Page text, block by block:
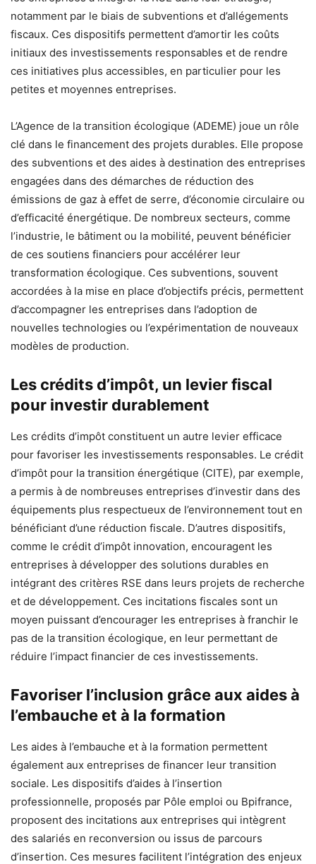
notamment par le biais de subventions et d’allégements
fiscaux. Ces dispositifs permettent d’amortir les coûts
initiaux des investissements responsables et de rendre
ces initiatives plus accessibles, en particulier pour les
petites et moyennes entreprises.
L’Agence de la transition écologique (ADEME) joue un rôle
clé dans le financement des projets durables. Elle propose
des subventions et des aides à destination des entreprises
engagées dans des démarches de réduction des
émissions de gaz à effet de serre, d’économie circulaire ou
d’efficacité énergétique. De nombreux secteurs, comme
l’industrie, le bâtiment ou la mobilité, peuvent bénéficier
de ces soutiens financiers pour accélérer leur
transformation écologique. Ces subventions, souvent
accordées à la mise en place d’objectifs précis, permettent
d’accompagner les entreprises dans l’adoption de
nouvelles technologies ou l’expérimentation de nouveaux
modèles de production.
Les crédits d’impôt, un levier fiscal
pour investir durablement
Les crédits d’impôt constituent un autre levier efficace
pour favoriser les investissements responsables. Le crédit
d’impôt pour la transition énergétique (CITE), par exemple,
a permis à de nombreuses entreprises d’investir dans des
équipements plus respectueux de l’environnement tout en
bénéficiant d’une réduction fiscale. D’autres dispositifs,
comme le crédit d’impôt innovation, encouragent les
entreprises à développer des solutions durables en
intégrant des critères RSE dans leurs projets de recherche
et de développement. Ces incitations fiscales sont un
moyen puissant d’encourager les entreprises à franchir le
pas de la transition écologique, en leur permettant de
réduire l’impact financier de ces investissements.
Favoriser l’inclusion grâce aux aides à
l’embauche et à la formation
Les aides à l’embauche et à la formation permettent
également aux entreprises de financer leur transition
sociale. Les dispositifs d’aides à l’insertion
professionnelle, proposés par Pôle emploi ou Bpifrance,
proposent des incitations aux entreprises qui intègrent
des salariés en reconversion ou issus de parcours
d’insertion. Ces mesures facilitent l’intégration des enjeux